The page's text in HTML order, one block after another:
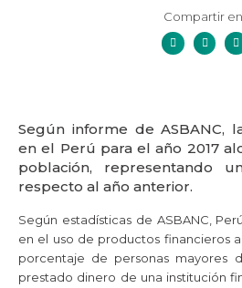
Compartir
Según informe de ASBANC,
en el Perú para el año 2017
población, representando
respecto al año anterior.
Según estadísticas de ASBANC,
en el uso de productos financieros
porcentaje de personas mayores
prestado dinero de una institución